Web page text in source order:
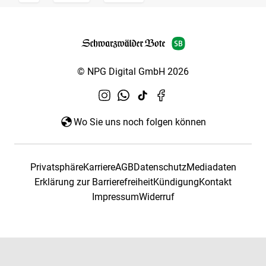
© NPG Digital GmbH 2026
Wo Sie uns noch folgen können
PrivatsphäreKarriereAGBDatenschutzMediadaten
Erklärung zur BarrierefreiheitKündigungKontakt
ImpressumWiderruf